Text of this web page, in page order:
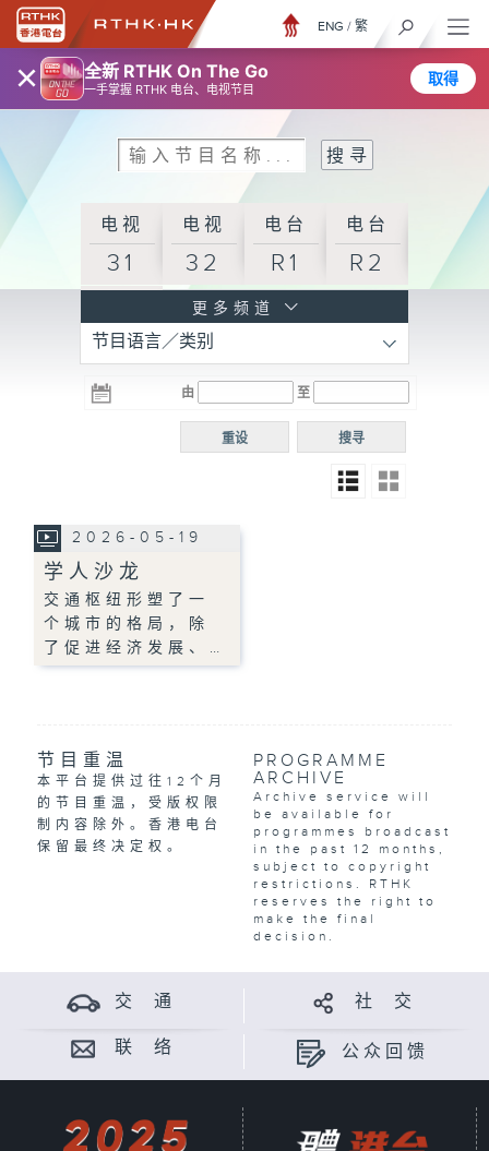
× 全新 RTHK On The Go
一手掌握 RTHK 电台、电视节目
取得
ENG / 繁
电视
31
电视
32
电台
R1
电台
R2
R3
电台 电台
R5
电台
普通
更多频道
节目语言／类别
由 至
搜寻
重设
2026-05-19
学人沙龙
交通枢纽形塑了一
个城市的格局，除
了促进经济发展、…
节目重温
本平台提供过往12个月
的节目重温，受版权限
制内容除外。香港电台
保留最终决定权。
PROGRAMME
ARCHIVE
Archive service will
be available for
programmes broadcast
in the past 12 months,
subject to copyright
restrictions. RTHK
reserves the right to
make the final
decision.
交 通 社 交
联 络 公众回馈